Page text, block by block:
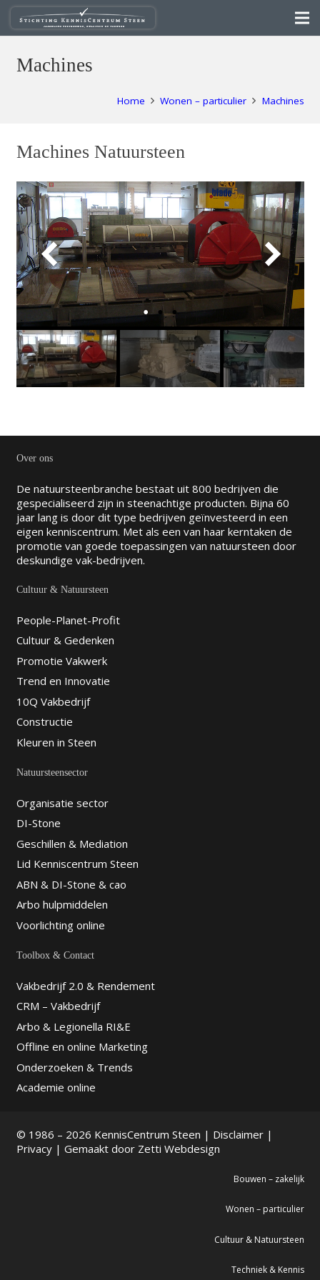
Machines
Home Wonen – particulier Machines
Machines Natuursteen
Over ons
De natuursteenbranche bestaat uit 800 bedrijven die
gespecialiseerd zijn in steenachtige producten. Bijna 60
jaar lang is door dit type bedrijven geïnvesteerd in een
eigen kenniscentrum. Met als een van haar kerntaken de
promotie van goede toepassingen van natuursteen door
deskundige vak-bedrijven.
Cultuur & Natuursteen
People-Planet-Profit
Cultuur & Gedenken
Promotie Vakwerk
Trend en Innovatie
10Q Vakbedrijf
Constructie
Kleuren in Steen
Natuursteensector
Organisatie sector
DI-Stone
Geschillen & Mediation
Lid Kenniscentrum Steen
ABN & DI-Stone & cao
Arbo hulpmiddelen
Voorlichting online
Toolbox & Contact
Vakbedrijf 2.0 & Rendement
CRM – Vakbedrijf
Arbo & Legionella RI&E
Offline en online Marketing
Onderzoeken & Trends
Academie online
© 1986 – 2026 KennisCentrum Steen | Disclaimer|
Privacy| Gemaakt door Zetti Webdesign
Bouwen – zakelijk
Wonen – particulier
Cultuur & Natuursteen
Techniek & Kennis